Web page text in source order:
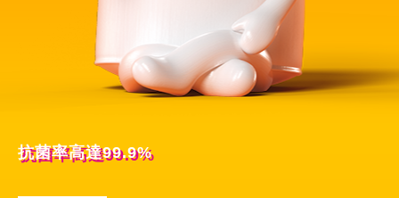
抗菌率高達99.9%